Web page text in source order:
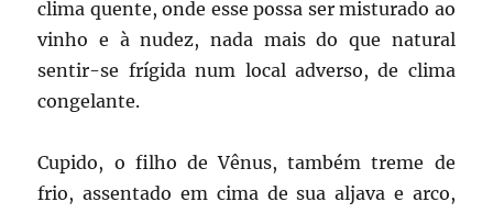
clima quente, onde esse possa ser misturado ao
vinho e à nudez, nada mais do que natural
sentir-se frígida num local adverso, de clima
congelante.
Cupido, o filho de Vênus, também treme de
frio, assentado em cima de sua aljava e arco,